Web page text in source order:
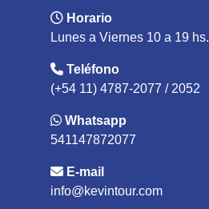
Horario
Lunes a Viernes 10 a 19 hs.
Teléfono
(+54 11) 4787-2077 / 2052
Whatsapp
541147872077
E-mail
info@kevintour.com